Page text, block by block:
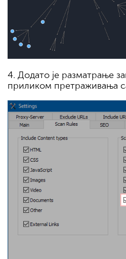
4. Додато је разматрање
приликом претраживања